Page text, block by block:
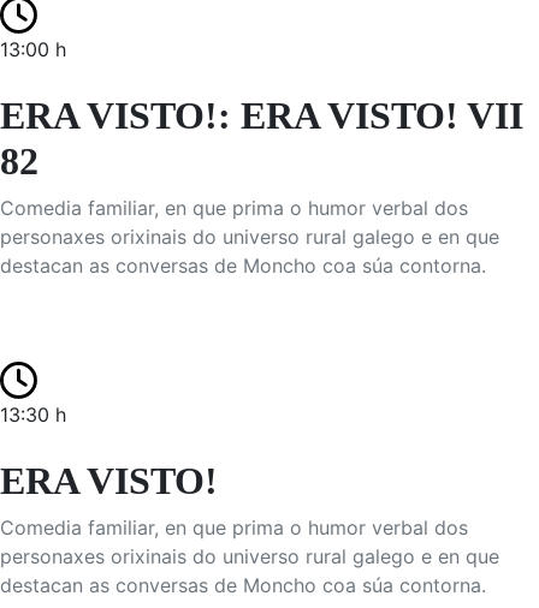
13:00 h
ERA VISTO!: ERA VISTO! VII
82
Comedia familiar, en que prima o humor verbal dos
personaxes orixinais do universo rural galego e en que
destacan as conversas de Moncho coa súa contorna.
13:30 h
ERA VISTO!
Comedia familiar, en que prima o humor verbal dos
personaxes orixinais do universo rural galego e en que
destacan as conversas de Moncho coa súa contorna.